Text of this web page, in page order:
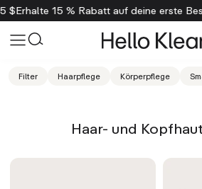
15 % Rabatt auf deine erste
Filter Haarpflege Körperpflege
Haar- und